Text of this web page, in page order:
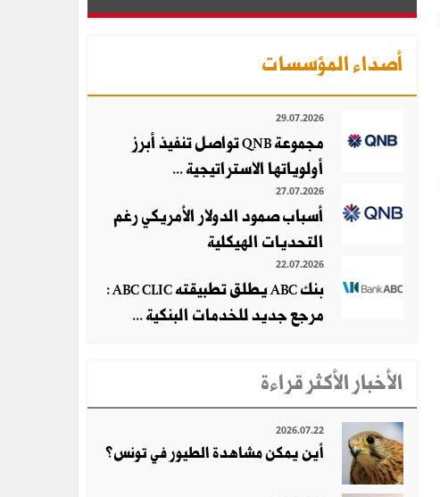
أصداء المؤسسات
29.07.2026
مجموعة QNB تواصل تنفيذ أبرز
أولوياتها الاستراتيجية ...
27.07.2026
أسباب صمود الدولار الأمريكي رغم
التحديات الهيكلية
22.07.2026
بنك ABC يطلق تطبيقته ABC CLIC :
مرجع جديد للخدمات البنكية ...
الأخبار الأكثر قراءة
2026.07.22
أين يمكن مشاهدة الطيور في تونس؟